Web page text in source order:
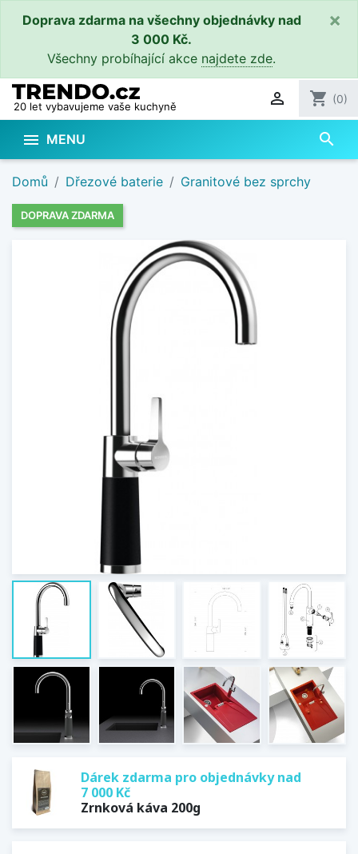
Doprava zdarma na všechny objednávky nad
3 000 Kč.
Všechny probíhající akce najdete zde.
×
20 let vybavujeme vaše kuchyně  shopping_cart (0)
 MENU search
Domů Dřezové baterie Granitové bez sprchy
DOPRAVA ZDARMA
Dárek zdarma pro objednávky nad
7 000 Kč
Zrnková káva 200g